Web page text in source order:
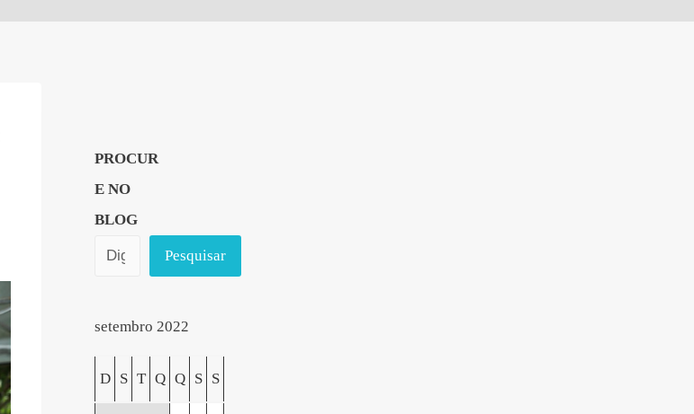
PROCUR
E NO
BLOG
Pesquisar
setembro 2022
D S T Q Q S S